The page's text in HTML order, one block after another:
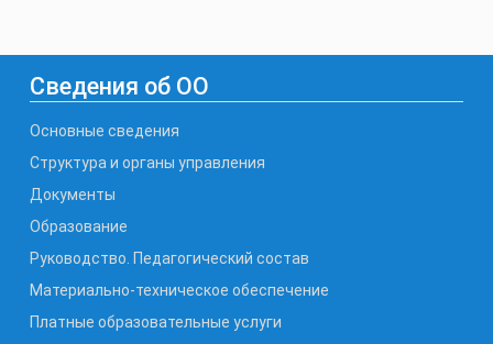
Сведения об ОО
Основные сведения
Структура и органы управления
Документы
Образование
Руководство. Педагогический состав
Материально-техническое обеспечение
Платные образовательные услуги